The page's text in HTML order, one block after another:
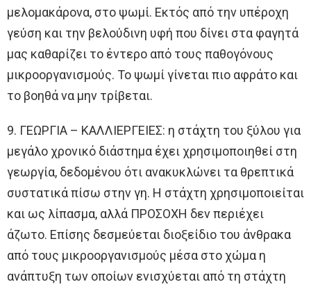
μελομακάρονα, στο ψωμί. Εκτός από την υπέροχη
γεύση και την βελούδινη υφή που δίνει στα φαγητά
μας καθαρίζει το έντερο από τους παθογόνους
μικροοργανισμούς. Το ψωμί γίνεται πιο αφράτο και
το βοηθά να μην τρίβεται.
9. ΓΕΩΡΓΙΑ – ΚΑΛΛΙΕΡΓΕΙΕΣ: η στάχτη του ξύλου για
μεγάλο χρονικό διάστημα έχει χρησιμοποιηθεί στη
γεωργία, δεδομένου ότι ανακυκλώνει τα θρεπτικά
συστατικά πίσω στην γη. Η στάχτη χρησιμοποιείται
και ως λίπασμα, αλλά ΠΡΟΣΟΧΗ δεν περιέχει
άζωτο. Επίσης δεσμεύεται διοξείδιο του άνθρακα
από τους μικροοργανισμούς μέσα στο χώμα η
ανάπτυξη των οποίων ενισχύεται από τη στάχτη